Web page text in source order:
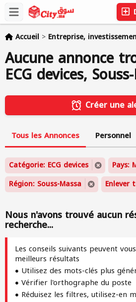
Accueil > Entreprise,
Aucune annonce
ECG devices,
Créer une
Tous les Annonces Personnel
Catégorie: ECG devices
Pays:
Région: Souss-Massa
Enlever
Nous n'avons trouvé aucun
recherche...
Les conseils suivants peuvent
meilleurs résultats
Utilisez des mots-clés plus
Vérifier l'orthographe du poste
Réduisez les filtres, utilisez-en